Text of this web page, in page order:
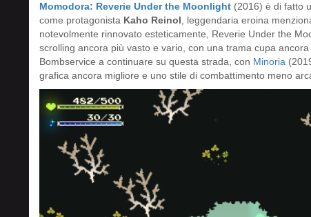
Momodora: Reverie Under the Moonlight (2016) è di fatto
come protagonista Kaho Reinol , leggendaria eroina
notevolmente rinnovato esteticamente, Reverie Under the
scrolling ancora più vasto e vario, con una trama cupa
Bombservice a continuare su questa strada, con Minoria
grafica ancora migliore e uno stile di combattimento meno